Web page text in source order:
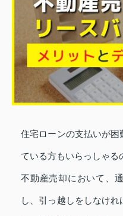
住宅ローンの支払いが困
ている方もいらっしゃる
不動産売却において、
し、引っ越しをしなけ